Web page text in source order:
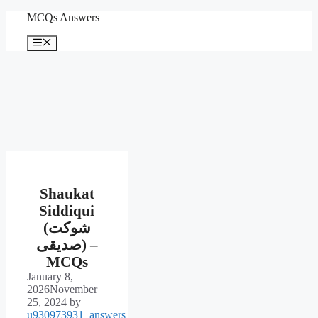
content
MCQs Answers
Menu
Shaukat
Siddiqui
(شوکت
صدیقی) –
MCQs
January 8,
2026November
25, 2024 by
u930973931_answers